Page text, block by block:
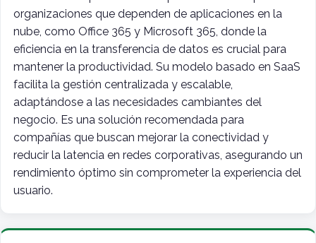
organizaciones que dependen de aplicaciones en la
nube, como Office 365 y Microsoft 365, donde la
eficiencia en la transferencia de datos es crucial para
mantener la productividad. Su modelo basado en SaaS
facilita la gestión centralizada y escalable,
adaptándose a las necesidades cambiantes del
negocio. Es una solución recomendada para
compañías que buscan mejorar la conectividad y
reducir la latencia en redes corporativas, asegurando un
rendimiento óptimo sin comprometer la experiencia del
usuario.